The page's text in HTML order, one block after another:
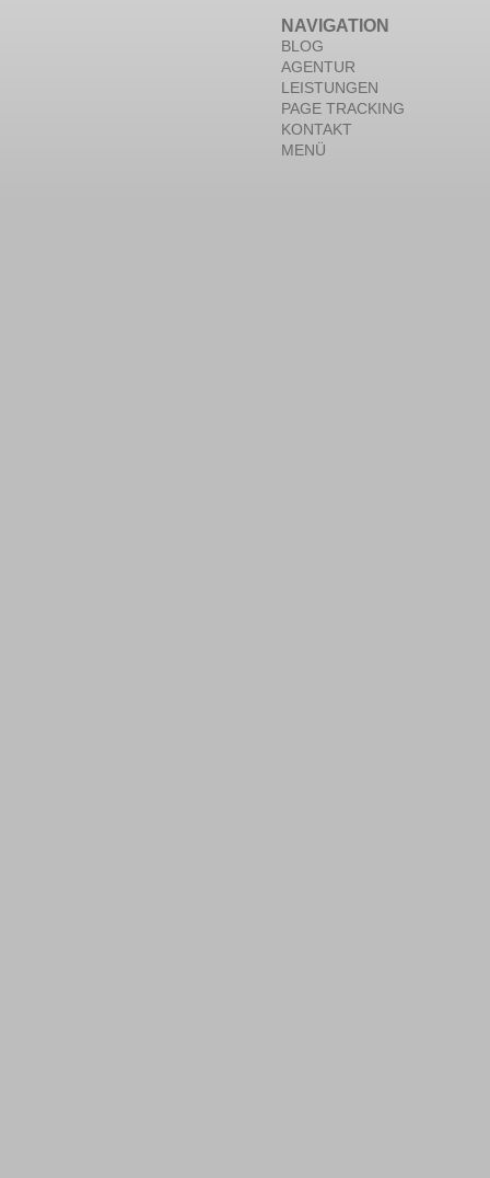
NAVIGATION
BLOG
AGENTUR
LEISTUNGEN
PAGE TRACKING
KONTAKT
MENÜ